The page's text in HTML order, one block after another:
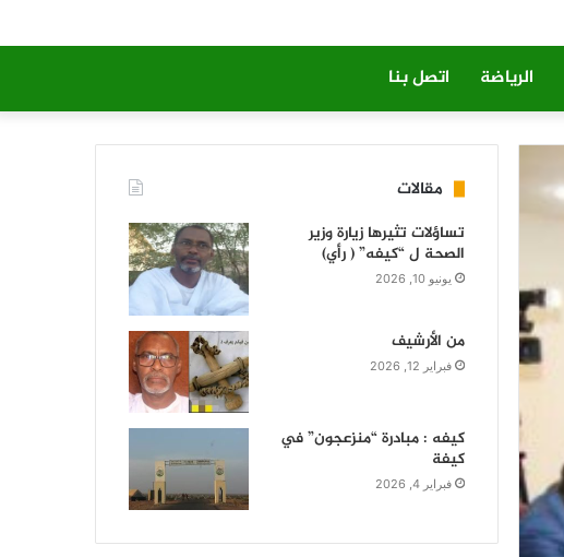
الرياضة اتصل بنا
مقالات
تساؤلات تثيرها زيارة وزير
الصحة ل “كيفه” ( رأي)
يونيو 10, 2026
من الأرشيف
فبراير 12, 2026
كيفه : مبادرة “منزعجون” في
كيفة
فبراير 4, 2026